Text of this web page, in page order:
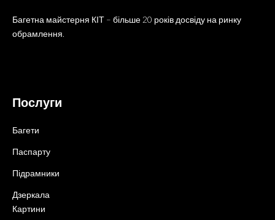
Багетна майстерня КІТ – більше 20 років досвіду на ринку
обрамлення.
Послуги
Багети
Паспарту
Підрамники
Дзеркала
Картини